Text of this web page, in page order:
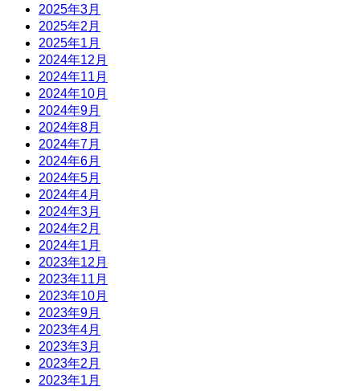
2025年3月
2025年2月
2025年1月
2024年12月
2024年11月
2024年10月
2024年9月
2024年8月
2024年7月
2024年6月
2024年5月
2024年4月
2024年3月
2024年2月
2024年1月
2023年12月
2023年11月
2023年10月
2023年9月
2023年4月
2023年3月
2023年2月
2023年1月